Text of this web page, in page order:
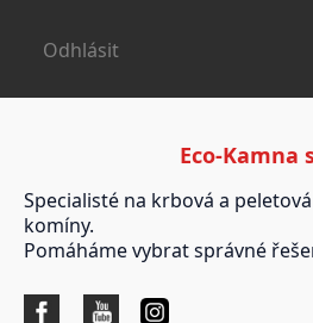
Odhlásit
Eco-Kamna
Specialisté na krbová a
komíny.
Pomáháme vybrat správné